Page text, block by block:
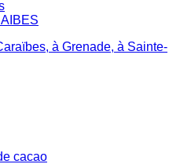
à Grenade, à Sainte-
cacao